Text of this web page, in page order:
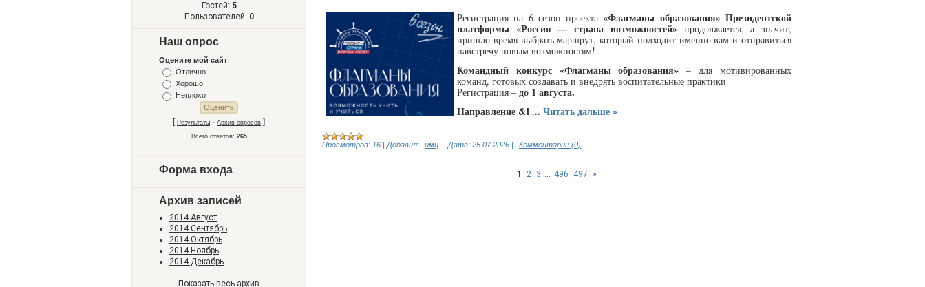
Гостей: 5
Пользователей: 0
Наш опрос
Оцените мой сайт
Отлично
Хорошо
Неплохо
[ Результаты · Архив опросов ]
Всего ответов: 265
Форма входа
Архив записей
2014 Август
2014 Сентябрь
2014 Октябрь
2014 Ноябрь
2014 Декабрь
Показать весь архив
Регистрация на 6 сезон проекта«Флагманы образования» Президентской
платформы «Россия — страна возможностей»продолжается, а значит,
пришло время выбрать маршрут, который подходит именно вам и отправиться
навстречу новым возможностям!
Командный конкурс «Флагманы образования»– для мотивированных
команд, готовых создавать и внедрять воспитательные практики
Регистрация –до 1 августа.
Направление &l... Читать дальше »
Просмотров: 16 | Добавил: имц | Дата: 25.07.2026 | Комментарии (0)
1 2 3 ... 496 497 »